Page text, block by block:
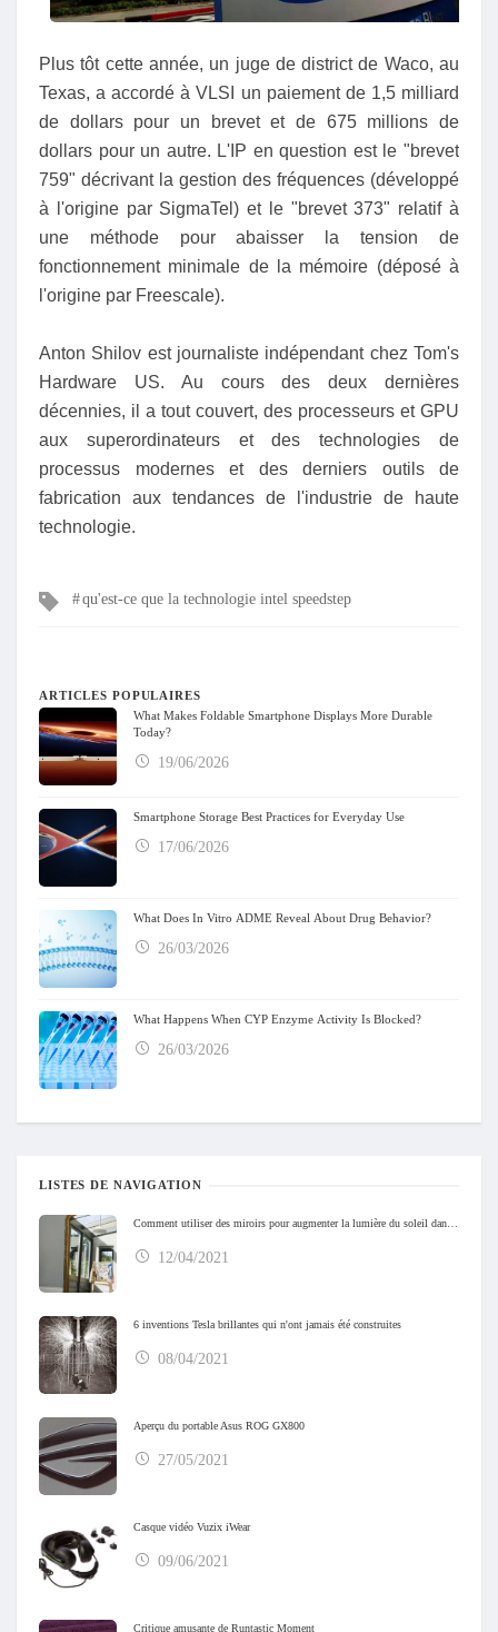
Plus tôt cette année, un juge de district de Waco, au
Texas, a accordé à VLSI un paiement de 1,5 milliard
de dollars pour un brevet et de 675 millions de
dollars pour un autre. L'IP en question est le "brevet
759" décrivant la gestion des fréquences (développé
à l'origine par SigmaTel) et le "brevet 373" relatif à
une méthode pour abaisser la tension de
fonctionnement minimale de la mémoire (déposé à
l'origine par Freescale).
Anton Shilov est journaliste indépendant chez Tom's
Hardware US. Au cours des deux dernières
décennies, il a tout couvert, des processeurs et GPU
aux superordinateurs et des technologies de
processus modernes et des derniers outils de
fabrication aux tendances de l'industrie de haute
technologie.
Motsqu'est-ce que la technologie intel speedstep
ARTICLES POPULAIRES
What Makes Foldable Smartphone Displays More Durable
Today?
19/06/2026
Smartphone Storage Best Practices for Everyday Use
17/06/2026
What Does In Vitro ADME Reveal About Drug Behavior?
26/03/2026
What Happens When CYP Enzyme Activity Is Blocked?
26/03/2026
LISTES DE NAVIGATION
Comment utiliser des miroirs pour augmenter la lumière du soleil dans votre maison
12/04/2021
6 inventions Tesla brillantes qui n'ont jamais été construites
08/04/2021
Aperçu du portable Asus ROG GX800
27/05/2021
Casque vidéo Vuzix iWear
09/06/2021
Critique amusante de Runtastic Moment